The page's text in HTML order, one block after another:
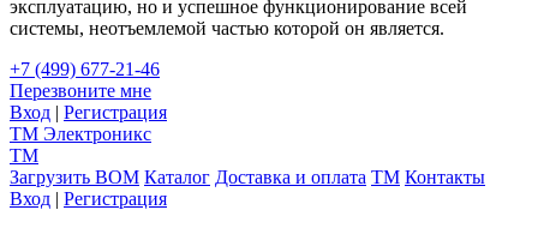
эксплуатацию, но и успешное функционирование всей
системы, неотъемлемой частью которой он является.
+7 (499) 677-21-46
Перезвоните мне
Вход | Регистрация
TM Электроникс
TM
Загрузить BOM Каталог Доставка и оплата TM Контакты
Вход | Регистрация